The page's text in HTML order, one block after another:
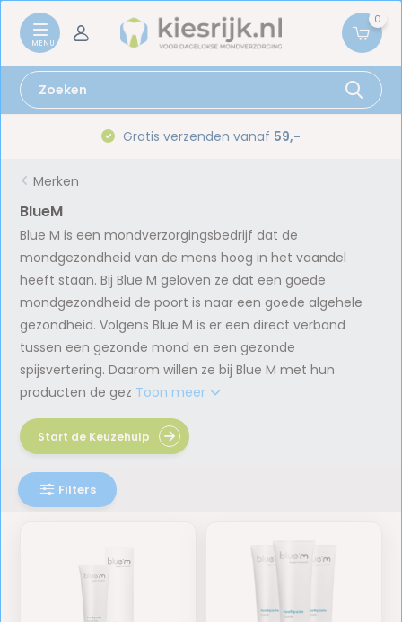
0
Gratis verzenden vanaf 59,-
Merken
BlueM
Blue M is een mondverzorgingsbedrijf dat de
mondgezondheid van de mens hoog in het vaandel
heeft staan. Bij Blue M geloven ze dat een goede
mondgezondheid de poort is naar een goede algehele
gezondheid. Volgens Blue M is er een direct verband
tussen een gezonde mond en een gezonde
spijsvertering. Daarom willen ze bij Blue M met hun
producten de gez Toon meer
Filters
Start de Keuzehulp